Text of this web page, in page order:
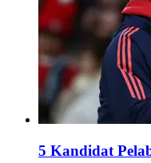
5 Kandidat